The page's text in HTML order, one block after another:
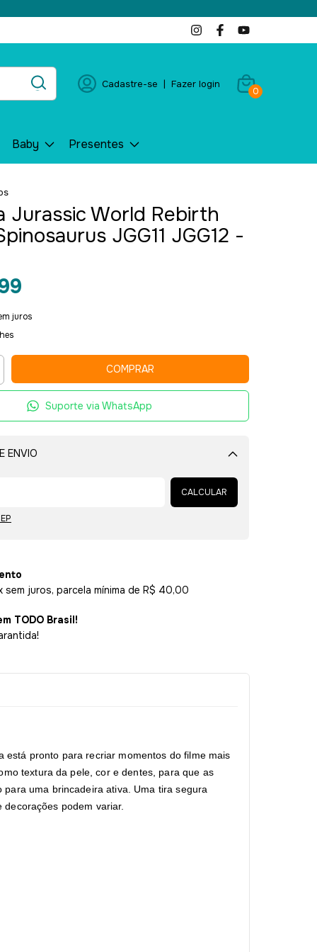
Cadastre-se | Fazer login
0
Baby Presentes
Jurassic World Rebirth
JGG11 JGG12 -
juros
Suporte via WhatsApp
ENVIO
Alterar CEP
CALCULAR
sem juros, parcela mínima de R$ 40,00
TODO Brasil!
está pronto para recriar momentos do filme mais
textura da pele, cor e dentes, para que as
uma brincadeira ativa. Uma tira segura
podem variar.